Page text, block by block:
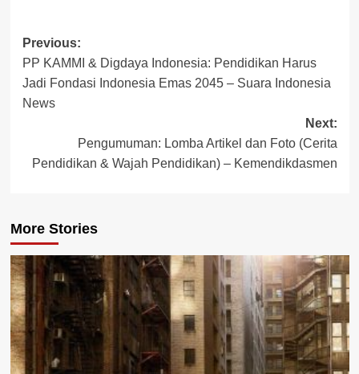
Post
navigation
Previous:
PP KAMMI & Digdaya Indonesia: Pendidikan Harus
Jadi Fondasi Indonesia Emas 2045 – Suara Indonesia
News
Next:
Pengumuman: Lomba Artikel dan Foto (Cerita
Pendidikan & Wajah Pendidikan) – Kemendikdasmen
More Stories